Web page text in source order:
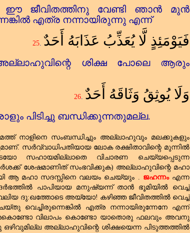
ജീവിതത്തിനു വേണ്ടി ഞാൻ മുൻ
എത്ര നന്നായിരുന്നു എന്ന്
25 فَيَوْمَئِذٍ لَّا يُعَذِّبُ عَذَابَهُ أَحَدٌ
ശിക്ഷ പോലെ ആരും
26 وَلَا يُوثِقُ وَثَاقَهُ أَحَدٌ
പിടിച്ചു ബന്ധിക്കുന്നതുമല്ല.
നാളിനെ സംബന്ധിച്ചും അല്ലാഹുവും മലക്കുകളും
സർവ്വാധിപതിയായ ലോക രക്ഷിതാവിന്റെ മുന്നിൽ
സഹായമില്ലാതെ വിചാരണ ചെയ്യപ്പെടുന്ന
ശേഷമാണിത്‌ സംഭവിക്കുക) അല്ലാഹുവിന്റെ മഹാ
ആ മഹാ സദസ്സിനെ വലയം ചെയ്യും . ജഹന്നംഎന്ന
പാപിയായ മനുഷ്യന്ന് താൻ ഭൂമിയിൽ വെച്ച്‌
ദു:ഖത്തോടെ അയ്യോ! കഴിഞ്ഞ ജീവിതത്തിൽ വെച്ച്‌
വെച്ചിരുന്നെങ്കിൽ എത്ര നന്നായിരുന്നേനേ എന്ന്
വിലാപം കൊണ്ടോ യാതൊരു ഫലവും അവനു
അല്ലാഹുവിന്റെ ശിക്ഷയെന്ന പിടുത്തത്തിൽ